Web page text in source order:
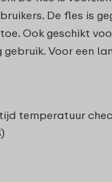
De fles is
Ook geschikt
Voor een
temperatuur